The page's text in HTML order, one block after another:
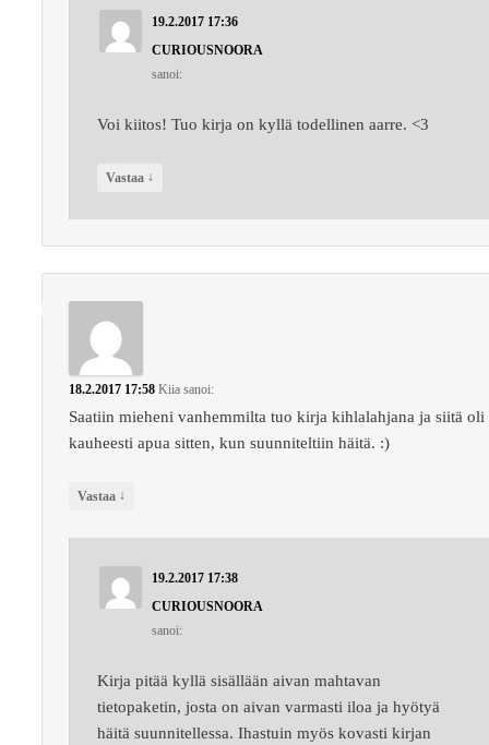
19.2.2017 17:36
CURIOUSNOORA
sanoi:
Voi kiitos! Tuo kirja on kyllä todellinen aarre. <3
Vastaa ↓
18.2.2017 17:58 Kiia sanoi:
Saatiin mieheni vanhemmilta tuo kirja kihlalahjana ja siitä oli
kauheesti apua sitten, kun suunniteltiin häitä. :)
Vastaa ↓
19.2.2017 17:38
CURIOUSNOORA
sanoi:
Kirja pitää kyllä sisällään aivan mahtavan
tietopaketin, josta on aivan varmasti iloa ja hyötyä
häitä suunnitellessa. Ihastuin myös kovasti kirjan